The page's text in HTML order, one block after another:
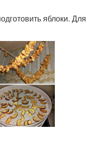
яблоки. Для